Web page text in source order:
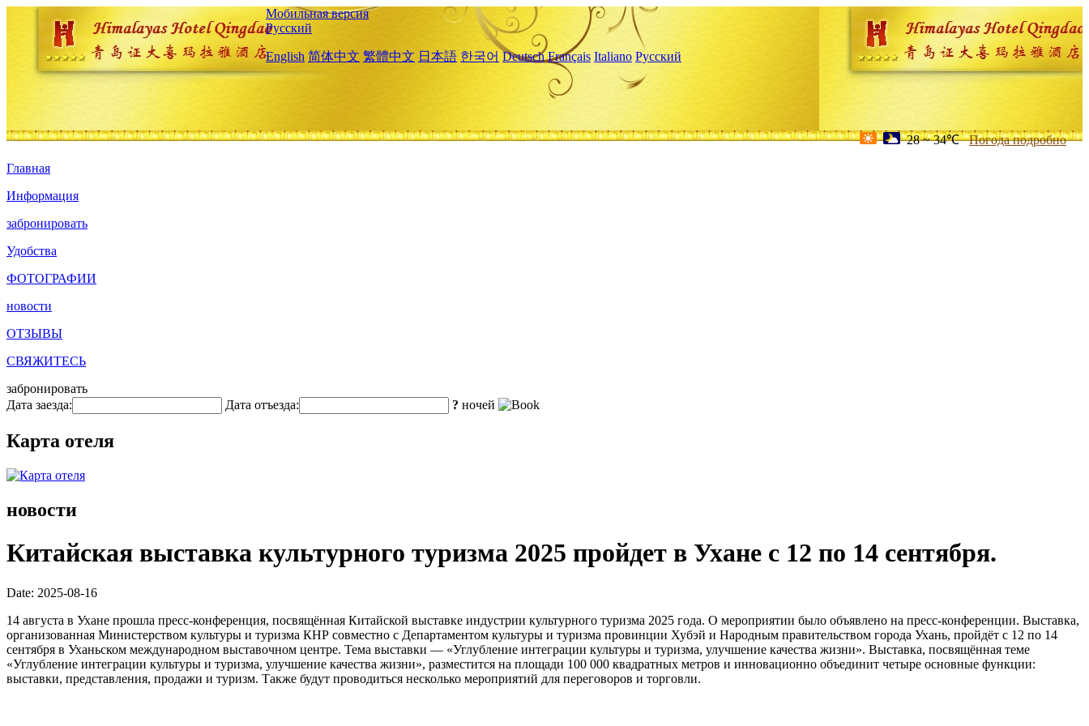
Мобильная версия
Русский
English 简体中文 繁體中文 日本語 한국어 Deutsch Français Italiano Русский
28 ~ 34℃ Погода подробно
Главная
Информация
забронировать
Удобства
ФОТОГРАФИИ
новости
ОТЗЫВЫ
СВЯЖИТЕСЬ
забронировать
Дата заезда:
Дата отъезда: ? ночей
Карта отеля
новости
Китайская выставка культурного туризма 2025 пройдет в Ухане с 12 по 14 сентября.
Date: 2025-08-16
14 августа в Ухане прошла пресс-конференция, посвящённая Китайской выставке индустрии культурного туризма 2025 года. О мероприятии было объявлено на пресс-конференции. Выставка,
организованная Министерством культуры и туризма КНР совместно с Департаментом культуры и туризма провинции Хубэй и Народным правительством города Ухань, пройдёт с 12 по 14
сентября в Уханьском международном выставочном центре. Тема выставки — «Углубление интеграции культуры и туризма, улучшение качества жизни». Выставка, посвящённая теме
«Углубление интеграции культуры и туризма, улучшение качества жизни», разместится на площади 100 000 квадратных метров и инновационно объединит четыре основные функции:
выставки, представления, продажи и туризм. Также будут проводиться несколько мероприятий для переговоров и торговли.